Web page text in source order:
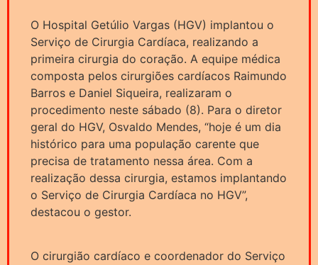
O Hospital Getúlio Vargas (HGV) implantou o
Serviço de Cirurgia Cardíaca, realizando a
primeira cirurgia do coração. A equipe médica
composta pelos cirurgiões cardíacos Raimundo
Barros e Daniel Siqueira, realizaram o
procedimento neste sábado (8). Para o diretor
geral do HGV, Osvaldo Mendes, “hoje é um dia
histórico para uma população carente que
precisa de tratamento nessa área. Com a
realização dessa cirurgia, estamos implantando
o Serviço de Cirurgia Cardíaca no HGV”,
destacou o gestor.
O cirurgião cardíaco e coordenador do Serviço